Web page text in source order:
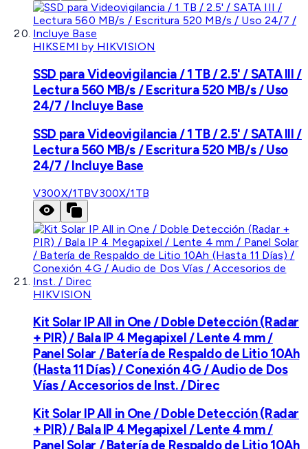
HIKSEMI by HIKVISION
SSD para Videovigilancia / 1 TB / 2.5' / SATA III /
Lectura 560 MB/s / Escritura 520 MB/s / Uso
24/7 / Incluye Base
SSD para Videovigilancia / 1 TB / 2.5' / SATA III /
Lectura 560 MB/s / Escritura 520 MB/s / Uso
24/7 / Incluye Base
V300X/1TBV300X/1TB
HIKVISION
Kit Solar IP All in One / Doble Detección (Radar
+ PIR) / Bala IP 4 Megapixel / Lente 4 mm /
Panel Solar / Batería de Respaldo de Litio 10Ah
(Hasta 11 Días) / Conexión 4G / Audio de Dos
Vías / Accesorios de Inst. / Direc
Kit Solar IP All in One / Doble Detección (Radar
+ PIR) / Bala IP 4 Megapixel / Lente 4 mm /
Panel Solar / Batería de Respaldo de Litio 10Ah